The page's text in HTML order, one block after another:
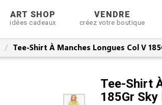
ART SHOP
idées cadeaux
VENDRE
créez votre boutique
Tee-Shirt À Manches Longues Col V
Tee-Shirt
185Gr Sky